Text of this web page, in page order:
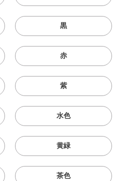
黒
赤
紫
水色
黄緑
茶色